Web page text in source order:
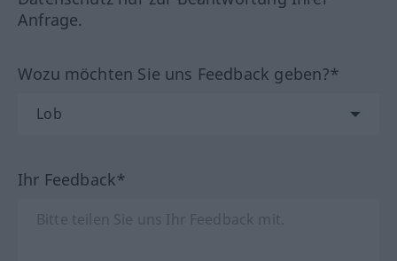
Anfrage.
Wozu möchten Sie uns Feedback geben?*
Ihr Feedback*